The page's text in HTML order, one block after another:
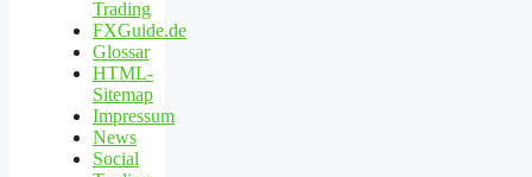
Trading
FXGuide.de
Glossar
HTML-
Sitemap
Impressum
News
Social